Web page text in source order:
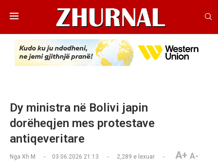
Dy ministra në Bolivi japin
dorëheqjen mes protestave
antiqeveritare
Nga Xh M 03.06.2026 21:13 2,289 e lexuar A+ A-